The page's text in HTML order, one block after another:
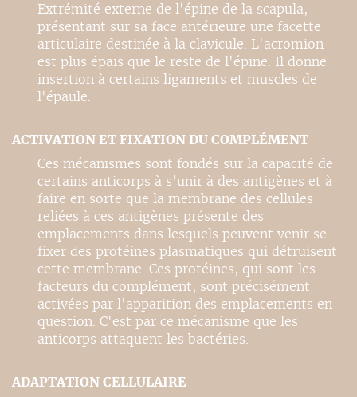
Extrémité externe de l'épine de la scapula,
présentant sur sa face antérieure une facette
articulaire destinée à la clavicule. L'acromion
est plus épais que le reste de l'épine. Il donne
insertion à certains ligaments et muscles de
l'épaule.
ACTIVATION ET FIXATION DU COMPLÉMENT
Ces mécanismes sont fondés sur la capacité de
certains anticorps à s'unir à des antigènes et à
faire en sorte que la membrane des cellules
reliées à ces antigènes présente des
emplacements dans lesquels peuvent venir se
fixer des protéines plasmatiques qui détruisent
cette membrane. Ces protéines, qui sont les
facteurs du complément, sont précisément
activées par l'apparition des emplacements en
question. C'est par ce mécanisme que les
anticorps attaquent les bactéries.
ADAPTATION CELLULAIRE